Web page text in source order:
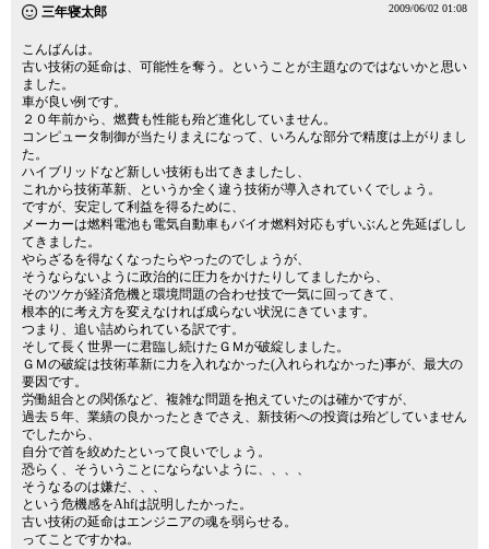
三年寝太郎 2009/06/02 01:08
こんばんは。
古い技術の延命は、可能性を奪う。ということが主題なのではないかと思い
ました。
車が良い例です。
２０年前から、燃費も性能も殆ど進化していません。
コンピュータ制御が当たりまえになって、いろんな部分で精度は上がりまし
た。
ハイブリッドなど新しい技術も出てきましたし、
これから技術革新、というか全く違う技術が導入されていくでしょう。
ですが、安定して利益を得るために、
メーカーは燃料電池も電気自動車もバイオ燃料対応もずいぶんと先延ばしし
てきました。
やらざるを得なくなったらやったのでしょうが、
そうならないように政治的に圧力をかけたりしてましたから、
そのツケが経済危機と環境問題の合わせ技で一気に回ってきて、
根本的に考え方を変えなければ成らない状況にきています。
つまり、追い詰められている訳です。
そして長く世界一に君臨し続けたＧＭが破綻しました。
ＧＭの破綻は技術革新に力を入れなかった(入れられなかった)事が、最大の
要因です。
労働組合との関係など、複雑な問題を抱えていたのは確かですが、
過去５年、業績の良かったときでさえ、新技術への投資は殆どしていません
でしたから、
自分で首を絞めたといって良いでしょう。
恐らく、そういうことにならないように、、、、
そうなるのは嫌だ、、、
という危機感をAhfは説明したかった。
古い技術の延命はエンジニアの魂を弱らせる。
ってことですかね。